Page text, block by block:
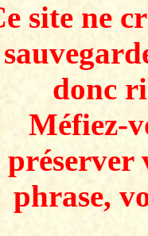
site ne
donc
Méfiez-
préserver
phrase,